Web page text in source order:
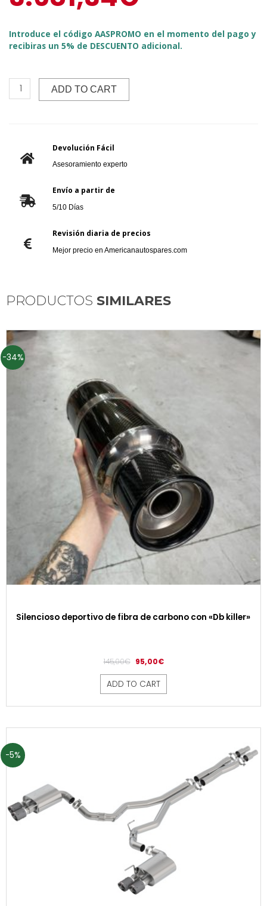
Introduce el código AASPROMO en el momento del pago y
recibiras un 5% de DESCUENTO adicional.
ADD TO CART
Devolución Fácil
Asesoramiento experto
Envío a partir de
5/10 Días
Revisión diaria de precios
Mejor precio en Americanautospares.com
PRODUCTOS SIMILARES
-34%
Silencioso deportivo de fibra de carbono con «Db killer»
145,00€ 95,00€
ADD TO CART
-5%